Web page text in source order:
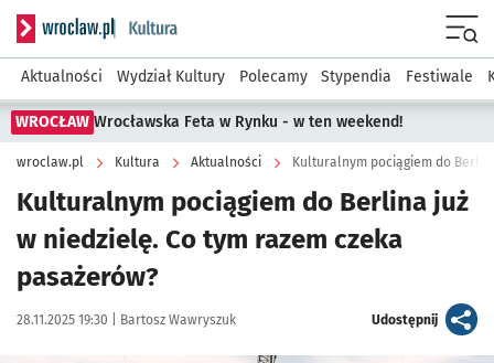
Serwis informacyjny wroclaw.pl podserwis: Kultura
Aktualności Wydział Kultury Polecamy Stypendia Festiwale
WROCŁAW Wrocławska Feta w Rynku - w ten weekend!
wroclaw.pl Kultura Aktualności Kulturalnym pociągiem do
Kulturalnym pociągiem do Berlina już
w niedzielę. Co tym razem czeka
pasażerów?
Data publikacji:
28.11.2025 19:30 | Autor:
Bartosz Wawryszuk Udostępnijartykuł